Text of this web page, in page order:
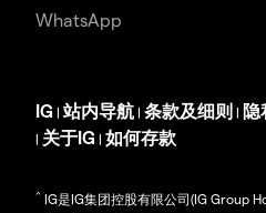
WhatsApp
IG |站内导航 | 条款及细则 | 隐
| 关于IG | 如何存款
^ IG是IG集团控股有限公司(IG Group